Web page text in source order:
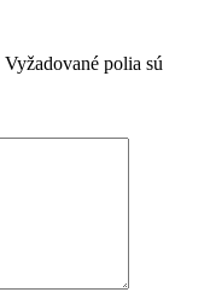
Vyžadované polia sú